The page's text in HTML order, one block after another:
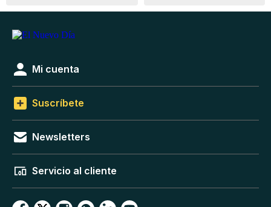
Mi cuenta
Suscríbete
Newsletters
Servicio al cliente